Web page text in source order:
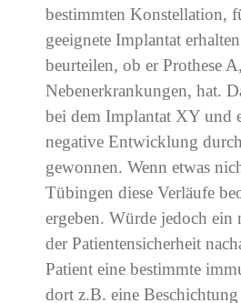
bestimmten Konstellation,
geeignete Implantat
beurteilen, ob er Prothese
Nebenerkrankungen, hat.
bei dem Implantat XY und
negative Entwicklung
gewonnen. Wenn etwas
Tübingen diese Verläufe
ergeben. Würde jedoch ein
der Patientensicherheit
Patient eine bestimmte
dort z.B. eine